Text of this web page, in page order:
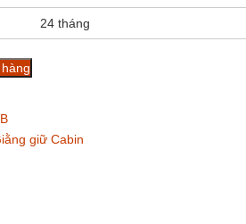
24 tháng
giữ Cabin